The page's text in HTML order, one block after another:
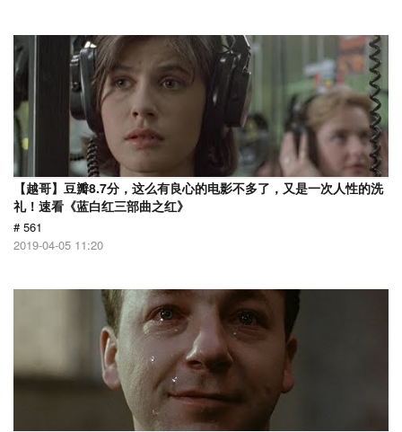
【越哥】豆瓣8.7分，这么有良心的电影不多了，又是一次人性的洗
礼！速看《蓝白红三部曲之红》
# 561
2019-04-05 11:20